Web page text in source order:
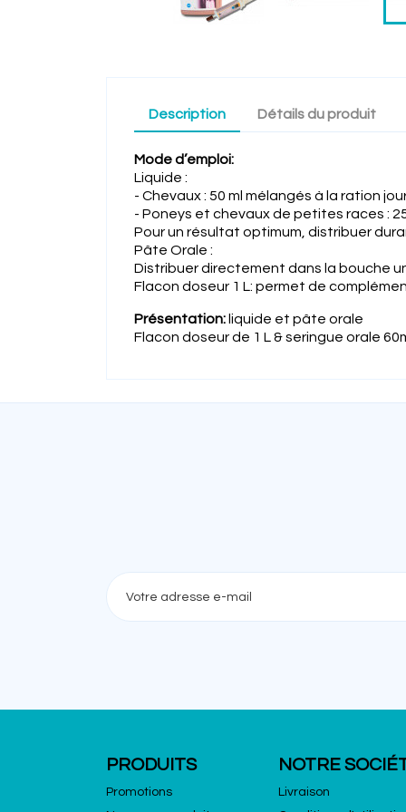
Description Détails du produit
Mode d’emploi:
Liquide :
- Chevaux : 50 ml mélangés à la ration
- Poneys et chevaux de petites races :
Pour un résultat optimum, distribuer
Pâte Orale :
Distribuer directement dans la bouche
Flacon doseur 1 L: permet de
Présentation: liquide et pâte orale
Flacon doseur de 1 L & seringue orale
PRODUITS
Promotions
NOTRE
Livraison